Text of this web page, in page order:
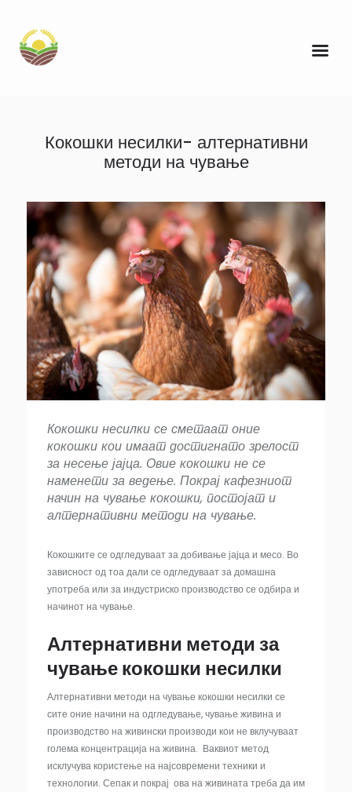
Кокошки несилки- алтернативни
методи на чување
Кокошки несилки се сметаат оние
кокошки кои имаат достигнато зрелост
за несење јајца. Овие кокошки не се
наменети за ведење. Покрај кафезниот
начин на чување кокошки, постојат и
алтернативни методи на чување.
Кокошките се одгледуваат за добивање јајца и месо. Во
зависност од тоа дали се одгледуваат за домашна
употреба или за индустриско производство се одбира и
начинот на чување.
Алтернативни методи за
чување кокошки несилки
Алтернативни методи на чување кокошки несилки се
сите оние начини на одгледување, чување живина и
производство на живински производи кои не вклучуваат
голема концентрација на живина. Ваквиот метод
исклучува користење на најсовремени техники и
технологии. Сепак и покрај ова на живината треба да им